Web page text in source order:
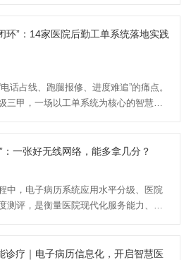
环”：14家医院后勤工单系统落地实践
话占线、跑腿报修、进度难追”的痛点。
三甲，一场以工单系统为核心的智慧后
：一张好无线网络，能多拿几分？
中，电子病历系统应用水平分级、医院
测评，是衡量医院现代化服务能力、数
诊疗｜电子病历信息化，开启智慧医